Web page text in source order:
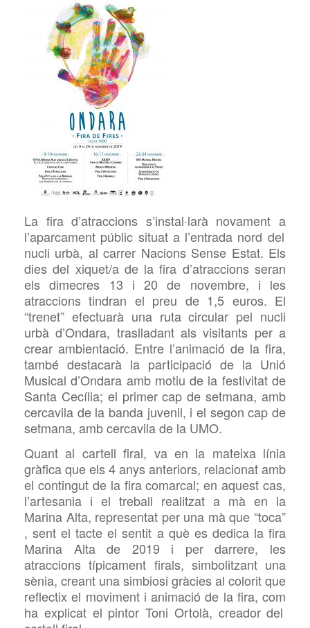
La fira d’atraccions s’instal·larà novament a
l’aparcament públic situat al’entrada nord del
nucli urbà, al carrer Nacions Sense Estat. Els
dies del xiquet/a de la fira d’atraccions seran
els dimecres 13 i 20 de novembre, i les
atraccions tindran el preu de 1,5 euros. El
“trenet” efectuarà una ruta circular pel nucli
urbà d’Ondara, traslladant als visitants per a
crear ambientació. Entre l’animació de la fira,
també destacarà la participació de la Unió
Musical d’Ondara amb motiu de la festivitat de
Santa Cecília; el primer cap de setmana, amb
cercavila de la banda juvenil, i el segon cap de
setmana, amb cercavila de la UMO.
Quant al cartell firal, va en la mateixa línia
gràfica que els 4 anys anteriors, relacionat amb
el contingut de la fira comarcal; en aquest cas,
l’artesania i el treball realitzat a mà en la
Marina Alta, representat per una màque “toca”
, sent el tacteel sentit a què es dedica la fira
Marina Alta de 2019 i perdarrere, les
atraccions típicament firals, simbolitzant una
sènia, creant una simbiosi gràcies al colorit que
reflectix el moviment i animació de la fira, com
ha explicat el pintor Toni Ortolà, creador del